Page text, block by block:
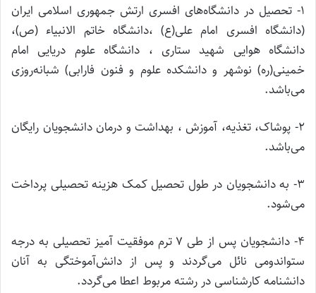
۱- تحصیل در دانشگاه‌های افسری ارتش جمهوری اسلامی ایران
(دانشگاه افسری امام علی(ع) ،دانشگاه خاتم الانبیاء (ص)،
دانشگاه هوایی شهید ستاری ، دانشگاه علوم دریایی امام
خمینی(ره) نوشهر و دانشکده علوم و فنون فارابی) شبانه‌روزی
می‌باشد.
۲- پوشاک، تغذیه، آموزش ، بهداشت و درمان دانشجویان رایگان
می‌باشد.
۳- به دانشجویان در طول تحصیل کمک هزینه تحصیلی پرداخت
می‌شود.
۴- دانشجویان پس از طی ۷ ترم موفقیت آمیز تحصیلی به درجه
ستواندومی نائل می‌گردند و پس از دانش‌آموختگی به آنان
دانشنامه کارشناسی در رشته مربوط اعطا می‌گردد.